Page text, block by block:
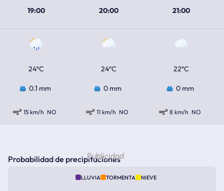
19:00 20:00 21:00
24ºC 24ºC 22ºC
0.1 mm 0 mm 0 mm
15 km/h NO 11 km/h NO 8 km/h NO
Probabilidad de precipitaciones
LLUVIA TORMENTA NIEVE